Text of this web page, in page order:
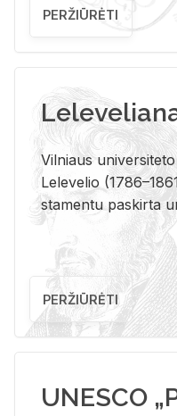
PERŽIŪRĖTI
Vil­niaus
Le­le­ve­lio
sta­men­tu pa­skir­ta
PERŽIŪRĖTI
UNESCO